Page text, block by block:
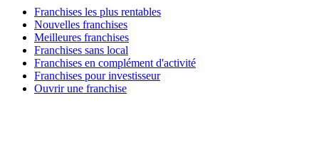
Franchises les plus rentables
Nouvelles franchises
Meilleures franchises
Franchises sans local
Franchises en complément d'activité
Franchises pour investisseur
Ouvrir une franchise